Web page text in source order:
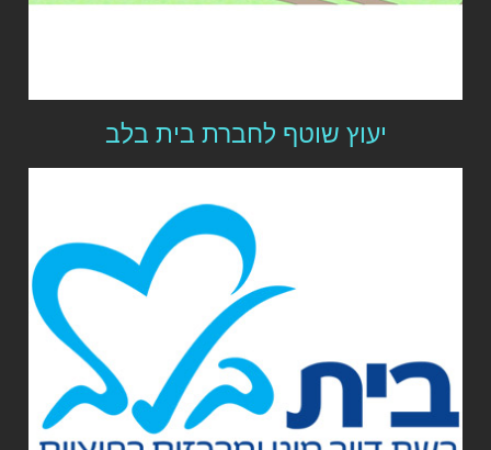
יעוץ שוטף לחברת בית בלב